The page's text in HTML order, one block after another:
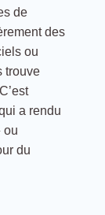
de
des
ou
trouve
a rendu
ou
du